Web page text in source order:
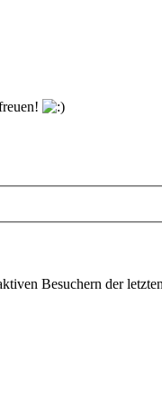
Besuchern der